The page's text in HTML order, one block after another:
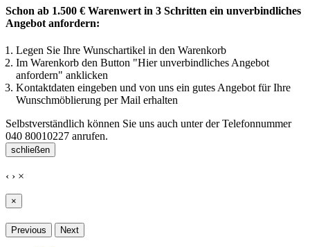
Schon ab 1.500 € Warenwert in 3 Schritten ein unverbindliches
Angebot anfordern:
Legen Sie Ihre Wunschartikel in den Warenkorb
Im Warenkorb den Button "Hier unverbindliches Angebot
anfordern" anklicken
Kontaktdaten eingeben und von uns ein gutes Angebot für Ihre
Wunschmöblierung per Mail erhalten
Selbstverständlich können Sie uns auch unter der Telefonnummer
040 80010227 anrufen.
schließen
‹ › ×
×
Previous Next